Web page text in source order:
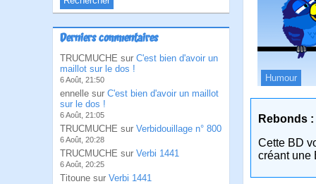
Derniers commentaires
TRUCMUCHE sur C'est bien d'avoir un
maillot sur le dos !
6 Août, 21:50
ennelle sur C'est bien d'avoir un maillot
sur le dos !
6 Août, 21:05
TRUCMUCHE sur Verbidouillage n° 800
6 Août, 20:28
TRUCMUCHE sur Verbi 1441
6 Août, 20:25
Titoune sur Verbi 1441
Humour
Rebonds :
Cette BD
créant une